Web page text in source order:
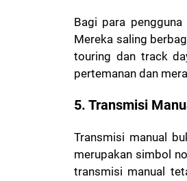
Bagi para
Mereka saling
touring dan track
pertemanan dan
5. Transmisi
Transmisi manual
merupakan simbol
transmisi manual